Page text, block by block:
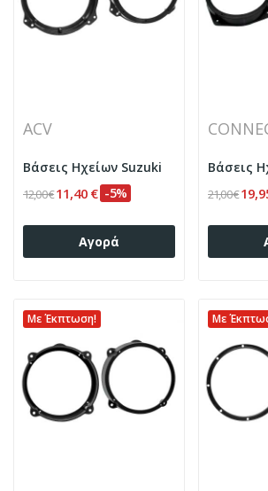
ACV
Βάσεις Ηχείων Suzuki
12,00 €11,40 € -5%
Αγορά
21,00 €
Με Έκπτωση! Με